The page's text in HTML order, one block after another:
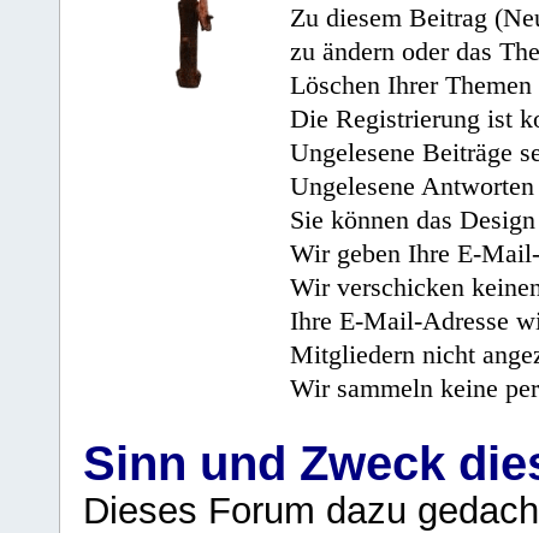
Zu diesem Beitrag
zu ändern oder das
Löschen Ihrer
Die Registrierung ist
Ungelesene Beiträge
Ungelesene
Sie können das
Wir geben Ihre E-
Wir verschicken
Ihre E-Mail-Adresse
Mitgliedern nicht
Wir sammeln keine
Sinn und Zweck
Dieses Forum dazu